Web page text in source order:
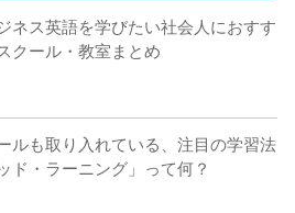
ネス英語を学びたい社会人におすす
クール・教室まとめ
ルも取り入れている、注目の学習法
ド・ラーニング」って何？